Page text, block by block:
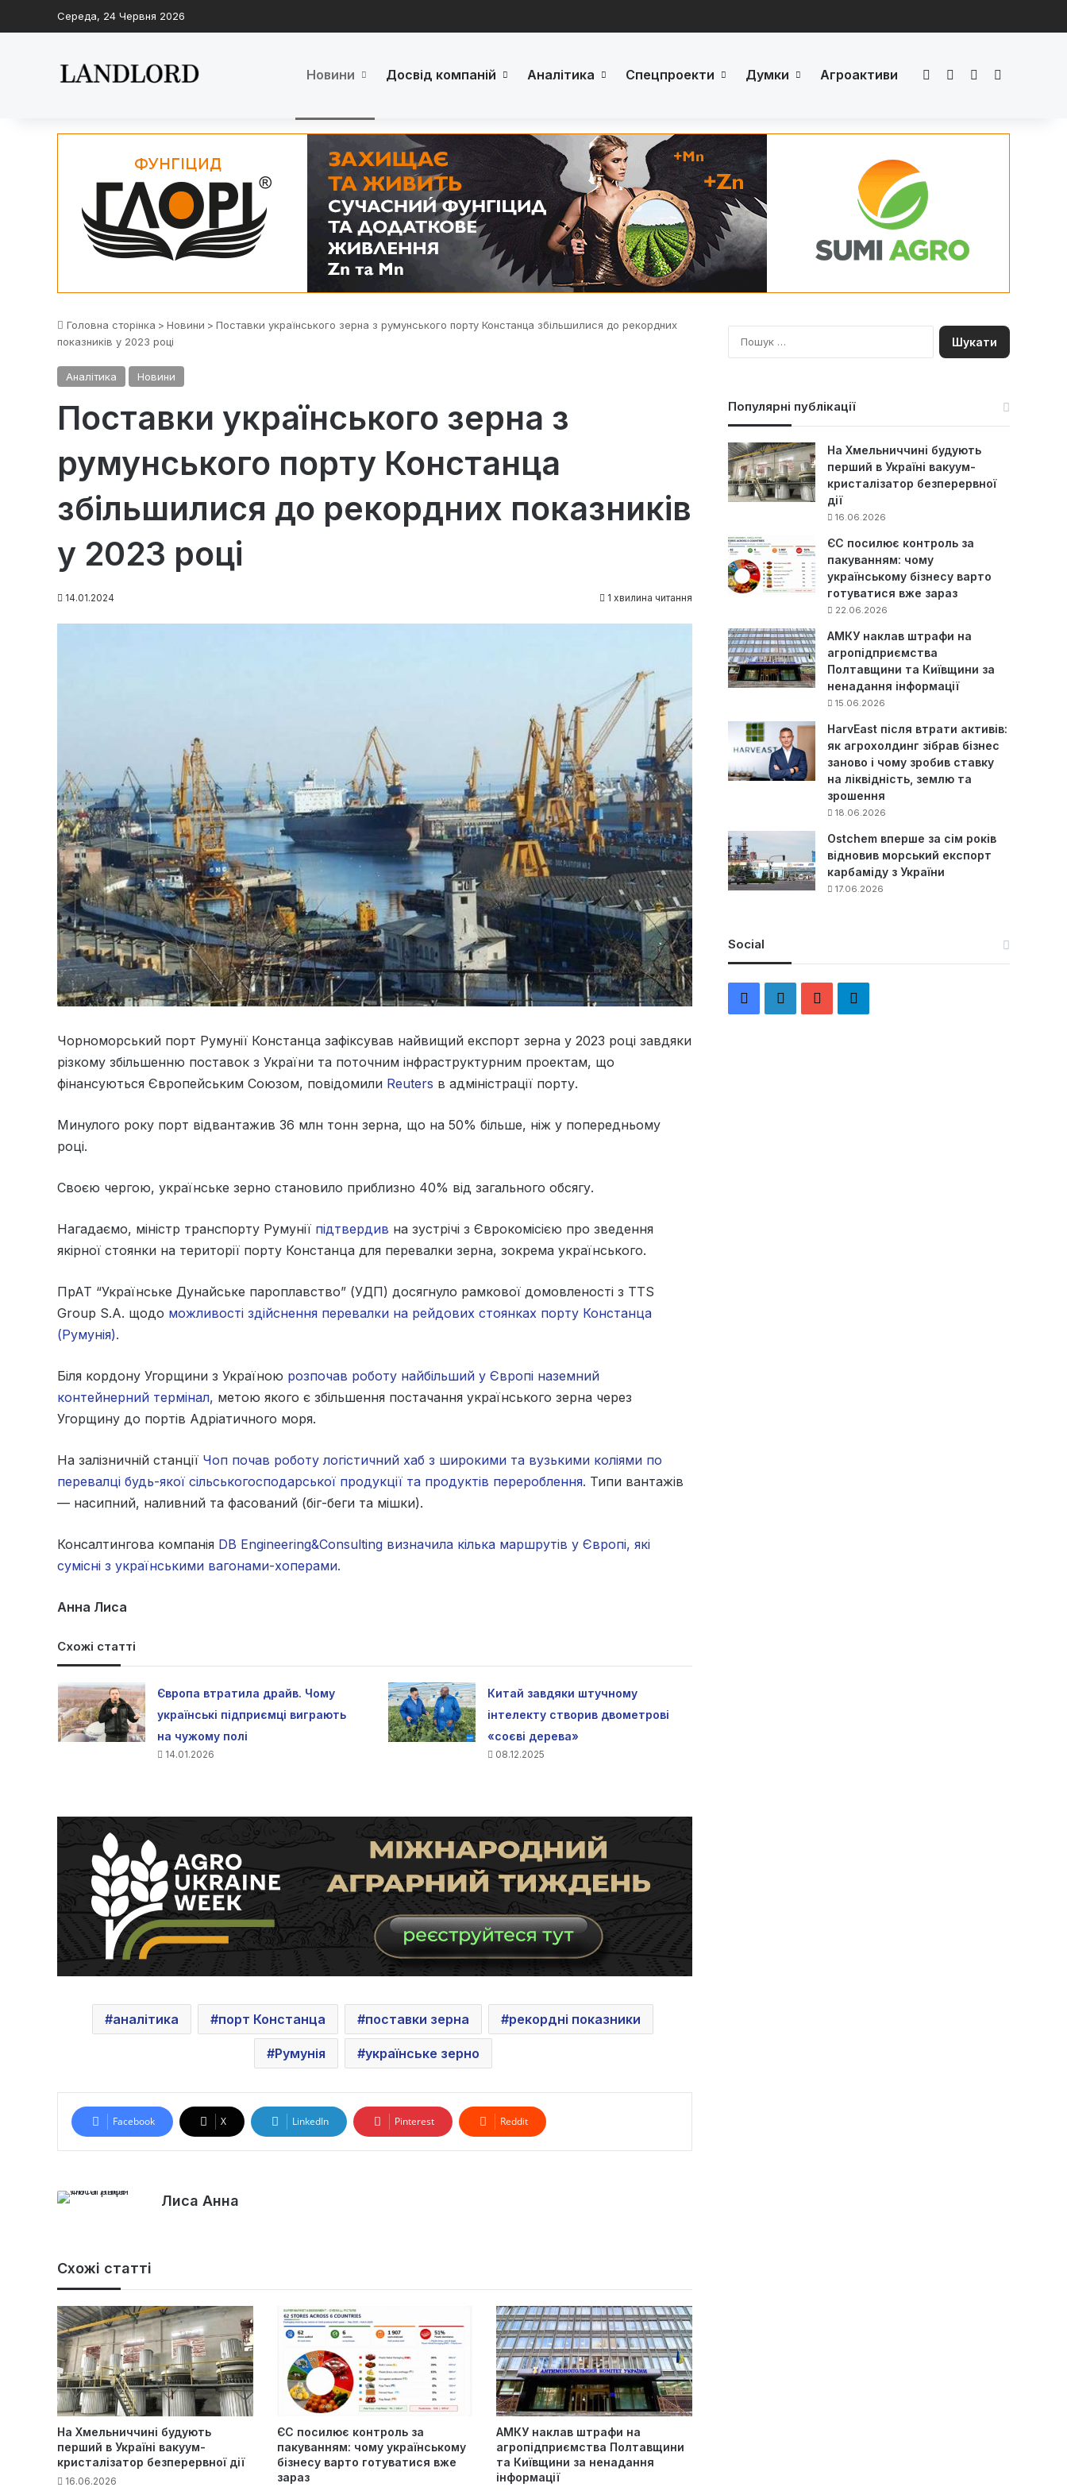
Середа, 24 Червня 2026
Новини Досвід компаній Аналітика Спецпроекти Думки Агроактиви FacebookLinkedInYouTube
Головна сторінка > Новини > Поставки українського зерна з румунського порту Констанца збільшилися до рекордних
показників у 2023 році
Аналітика Новини
Поставки українського зерна з
румунського порту Констанца
збільшилися до рекордних показників
у 2023 році
14.01.2024 1 хвилина читання
Чорноморський порт Румунії Констанца зафіксував найвищий експорт зерна у 2023 році завдяки
різкому збільшенню поставок з України та поточним інфраструктурним проектам, що
фінансуються Європейським Союзом, повідомили Reuters в адміністрації порту.
Минулого року порт відвантажив 36 млн тонн зерна, що на 50% більше, ніж у попередньому
році.
Своєю чергою, українське зерно становило приблизно 40% від загального обсягу.
Нагадаємо, міністр транспорту Румунії підтвердив на зустрічі з Єврокомісією про зведення
якірної стоянки на території порту Констанца для перевалки зерна, зокрема українського.
ПрАТ “Українське Дунайське пароплавство” (УДП) досягнуло рамкової домовленості з TTS
Group S.A. щодо можливості здійснення перевалки на рейдових стоянках порту Констанца
(Румунія).
Біля кордону Угорщини з Україною розпочав роботу найбільший у Європі наземний
контейнерний термінал, метою якого є збільшення постачання українського зерна через
Угорщину до портів Адріатичного моря.
На залізничній станції Чоп почав роботу логістичний хаб з широкими та вузькими коліями по
перевалці будь-якої сільськогосподарської продукції та продуктів перероблення. Типи вантажів
— насипний, наливний та фасований (біг-беги та мішки).
Консалтингова компанія DB Engineering&Consulting визначила кілька маршрутів у Європі, які
сумісні з українськими вагонами-хоперами.
Анна Лиса
Схожі статті
Європа втратила драйв. Чому
українські підприємці виграють
на чужому полі
14.01.2026
Китай завдяки штучному
інтелекту створив двометрові
«соєві дерева»
08.12.2025
аналітика порт Констанца поставки зерна рекордні показники
Румунія українське зерно
Facebook X LinkedIn Pinterest Reddit
Лиса Анна
Схожі статті
На Хмельниччині будують
перший в Україні вакуум-
кристалізатор безперервної дії
16.06.2026
ЄС посилює контроль за
пакуванням: чому українському
бізнесу варто готуватися вже
зараз
АМКУ наклав штрафи на
агропідприємства Полтавщини
та Київщини за ненадання
інформації
П
о
Популярні публікації
На Хмельниччині будують
перший в Україні вакуум-
кристалізатор безперервної
дії
16.06.2026
ЄС посилює контроль за
пакуванням: чому
українському бізнесу варто
готуватися вже зараз
22.06.2026
АМКУ наклав штрафи на
агропідприємства
Полтавщини та Київщини за
ненадання інформації
15.06.2026
HarvEast після втрати активів:
як агрохолдинг зібрав бізнес
заново і чому зробив ставку
на ліквідність, землю та
зрошення
18.06.2026
Ostchem вперше за сім років
відновив морський експорт
карбаміду з України
17.06.2026
Social